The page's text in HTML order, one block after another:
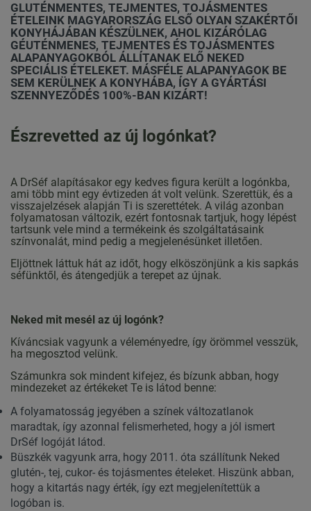
GLUTÉNMENTES, TEJMENTES, TOJÁSMENTES
ÉTELEINK MAGYARORSZÁG ELSŐ OLYAN SZAKÉRTŐI
KONYHÁJÁBAN KÉSZÜLNEK, AHOL KIZÁRÓLAG
GÉUTÉNMENES, TEJMENTES ÉS TOJÁSMENTES
ALAPANYAGOKBÓL ÁLLÍTANAK ELŐ NEKED
SPECIÁLIS ÉTELEKET. MÁSFÉLE ALAPANYAGOK BE
SEM KERÜLNEK A KONYHÁBA, ÍGY A GYÁRTÁSI
SZENNYEZŐDÉS 100%-BAN KIZÁRT!
Észrevetted az új logónkat?
A DrSéf alapításakor egy kedves figura került a logónkba,
ami több mint egy évtizeden át volt velünk. Szerettük, és a
visszajelzések alapján Ti is szerettétek. A világ azonban
folyamatosan változik, ezért fontosnak tartjuk, hogy lépést
tartsunk vele mind a termékeink és szolgáltatásaink
színvonalát, mind pedig a megjelenésünket illetően.
Eljöttnek láttuk hát az időt, hogy elköszönjünk a kis sapkás
séfünktől, és átengedjük a terepet az újnak.
Neked mit mesél az új logónk?
Kíváncsiak vagyunk a véleményedre, így örömmel vesszük,
ha megosztod velünk.
Számunkra sok mindent kifejez, és bízunk abban, hogy
mindezeket az értékeket Te is látod benne:
A folyamatosság jegyében a színek változatlanok
maradtak, így azonnal felismerheted, hogy a jól ismert
DrSéf logóját látod.
Büszkék vagyunk arra, hogy 2011. óta szállítunk Neked
glutén-, tej, cukor- és tojásmentes ételeket. Hiszünk abban,
hogy a kitartás nagy érték, így ezt megjelenítettük a
logóban is.